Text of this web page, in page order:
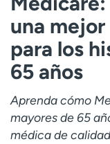
Billing & pricing
Give
Log in to My Health
About UCHealth
una
para los
65 años
Aprenda cómo
mayores de 65
médica de